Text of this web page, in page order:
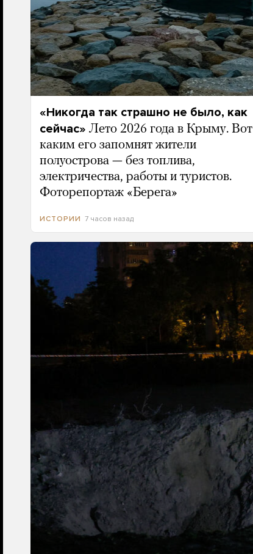
«Никогда так страшно не было, как
сейчас» Лето 2026 года в Крыму. Вот
каким его запомнят жители
полуострова — без топлива,
электричества, работы и туристов.
Фоторепортаж «Берега»
ИСТОРИИ 7 часов назад